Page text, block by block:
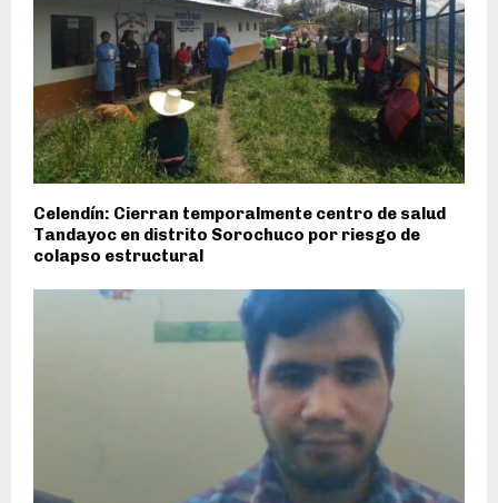
Celendín: Cierran temporalmente centro de salud
Tandayoc en distrito Sorochuco por riesgo de
colapso estructural